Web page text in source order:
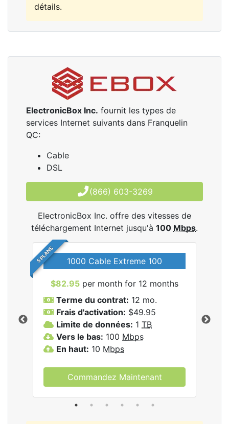
détails.
ElectronicBox Inc. fournit les types de
services Internet suivants dans Franquelin
QC:
Cable
DSL
(866) 603-3269
ElectronicBox Inc. offre des vitesses de
téléchargement Internet jusqu'à 100 Mbps.
5 PLANS 1000 Cable Extreme 100
$82.95 per month for 12 months
Terme du contrat: 12 mo.
Frais d'activation: $49.95
Limite de données: 1 TB
Vers le bas: 100 Mbps
En haut: 10 Mbps
Commandez Maintenant